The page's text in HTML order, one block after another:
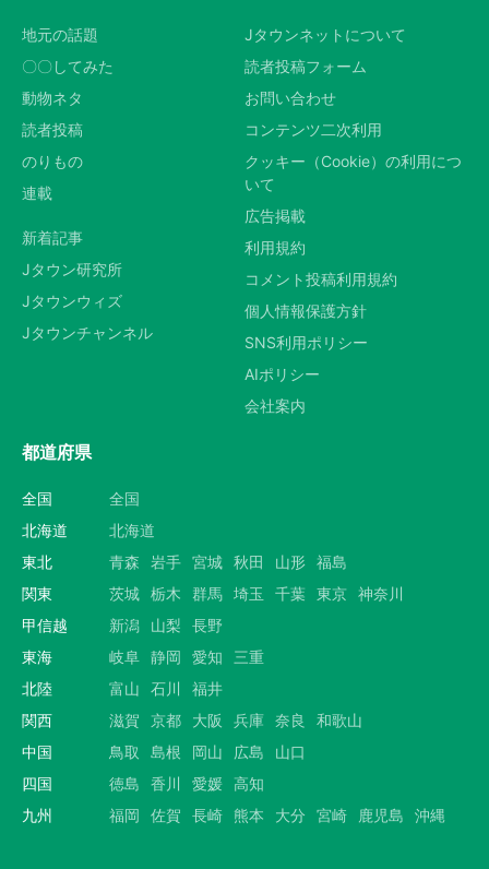
地元の話題
〇〇してみた
動物ネタ
読者投稿
のりもの
連載
新着記事
Jタウン研究所
Jタウンウィズ
Jタウンチャンネル
Jタウンネットについて
読者投稿フォーム
お問い合わせ
コンテンツ二次利用
クッキー（Cookie）の利用につ
いて
広告掲載
利用規約
コメント投稿利用規約
個人情報保護方針
SNS利用ポリシー
AIポリシー
会社案内
都道府県
全国
全国
北海道
北海道
東北
青森 岩手 宮城 秋田 山形 福島
関東
茨城 栃木 群馬 埼玉 千葉 東京 神奈川
甲信越
新潟 山梨
長野
東海
岐阜 静岡 愛知
三重
北陸
富山 石川
福井
関西
滋賀 京都 大阪 兵庫 奈良
和歌山
中国
鳥取 島根 岡山 広島
山口
四国
徳島 香川 愛媛 高知
九州
福岡 佐賀 長崎 熊本 大分 宮崎 鹿児島 沖縄